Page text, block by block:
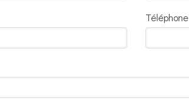
Téléphone